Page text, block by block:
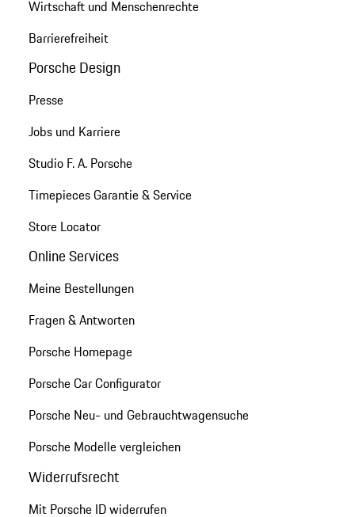
Wirtschaft und Menschenrechte
Barrierefreiheit
Porsche Design
Presse
Jobs und Karriere
Studio F. A. Porsche
Timepieces Garantie & Service
Store Locator
Online Services
Meine Bestellungen
Fragen & Antworten
Porsche Homepage
Porsche Car Configurator
Porsche Neu- und Gebrauchtwagensuche
Porsche Modelle vergleichen
Widerrufsrecht
Mit Porsche ID widerrufen